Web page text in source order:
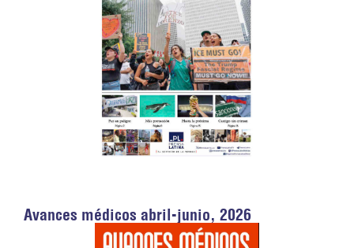
Avances médicos abril-junio, 2026